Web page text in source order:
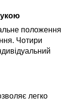
положення
Чотири
легко